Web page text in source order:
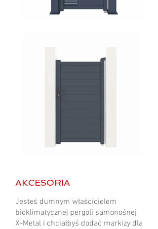
AKCESORIA
Jesteś dumnym właścicielem
bioklimatycznej pergoli samonośnej
X-Metal i chciałbyś dodać markizy dla